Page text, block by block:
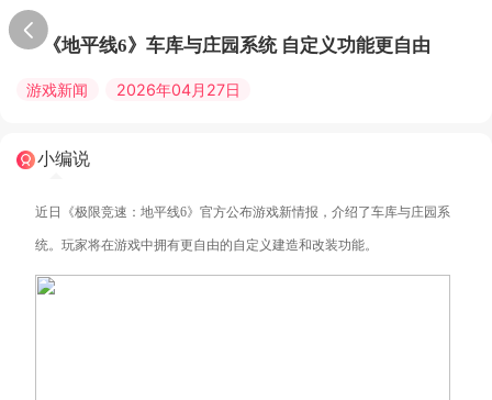
《地平线6》车库与庄园系统 自定义功能更自由
游戏新闻 2026年04月27日
小编说
近日《极限竞速：地平线6》官方公布游戏新情报，介绍了车库与庄园系
统。玩家将在游戏中拥有更自由的自定义建造和改装功能。